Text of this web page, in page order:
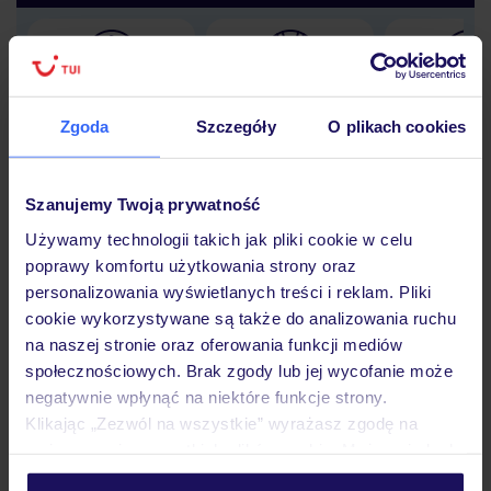
Zgoda Szczegóły O plikach cookies
Szanujemy Twoją prywatność
Używamy technologii takich jak pliki cookie w celu
poprawy komfortu użytkowania strony oraz
personalizowania wyświetlanych treści i reklam. Pliki
cookie wykorzystywane są także do analizowania ruchu
na naszej stronie oraz oferowania funkcji mediów
społecznościowych. Brak zgody lub jej wycofanie może
negatywnie wpłynąć na niektóre funkcje strony.
Klikając „Zezwól na wszystkie” wyrażasz zgodę na
personalizować swój wybór wchodząc w zakładkę
Lider niskich cen
Największe biuro
30 lat w
Hotel
Pokoje
Wyżywienie